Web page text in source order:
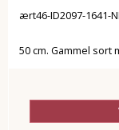
ært46-ID2097-1641-
50 cm. Gammel sort